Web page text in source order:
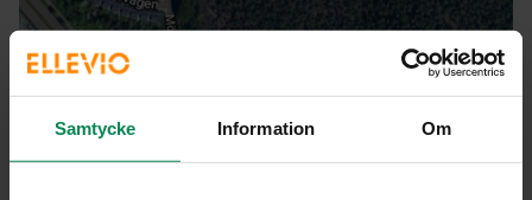
Samtycke Information Om
1/2 Helskärm